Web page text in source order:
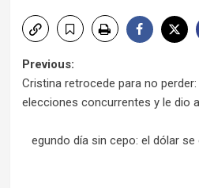
Post
navigation
Previous:
Cristina retrocede para no
elecciones concurrentes y le dio
egundo día sin cepo: el dólar